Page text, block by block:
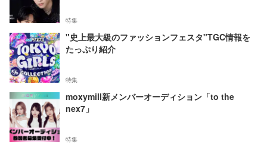
特集
"史上最大級のファッションフェスタ"TGC情報を
たっぷり紹介
特集
moxymill新メンバーオーディション「to the
nex7」
特集